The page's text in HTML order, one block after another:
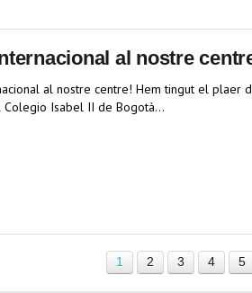
al nostre
al nostre centre! ​Hem tingut el plaer
Isabel II de Bogotà…
1 2 3 4 5